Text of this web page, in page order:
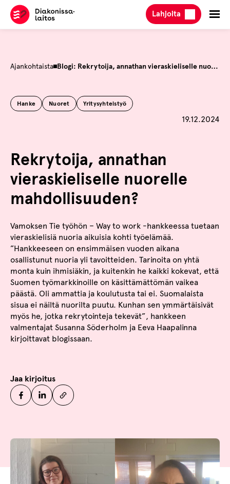
Hyppää
sisältöön
Lahjoita
Ajankohtaista Blogi: Rekrytoija, annathan vieraskieliselle nuorelle mahdollisuuden?
Hanke Nuoret Yritysyhteistyö
Julkaistu
19.12.2024
Rekrytoija, annathan
vieraskieliselle nuorelle
mahdollisuuden?
Vamoksen Tie työhön – Way to work -hankkeessa tuetaan
vieraskielisiä nuoria aikuisia kohti työelämää.
”Hankkeeseen on ensimmäisen vuoden aikana
osallistunut nuoria yli tavoitteiden. Tarinoita on yhtä
monta kuin ihmisiäkin, ja kuitenkin he kaikki kokevat, että
Suomen työmarkkinoille on käsittämättömän vaikea
päästä. Oli ammattia ja koulutusta tai ei. Suomalaista
sisua ei näiltä nuorilta puutu. Kunhan sen ymmärtäisivät
myös he, jotka rekrytointeja tekevät”, hankkeen
valmentajat Susanna Söderholm ja Eeva Haapalinna
kirjoittavat blogissaan.
Jaa kirjoitus